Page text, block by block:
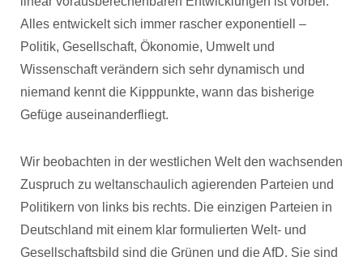
Alles entwickelt sich immer rascher exponentiell –
Politik, Gesellschaft, Ökonomie, Umwelt und
Wissenschaft verändern sich sehr dynamisch und
niemand kennt die Kipppunkte, wann das bisherige
Gefüge auseinanderfliegt.
Wir beobachten in der westlichen Welt den wachsenden
Zuspruch zu weltanschaulich agierenden Parteien und
Politikern von links bis rechts. Die einzigen Parteien in
Deutschland mit einem klar formulierten Welt- und
Gesellschaftsbild sind die Grünen und die AfD. Sie sind